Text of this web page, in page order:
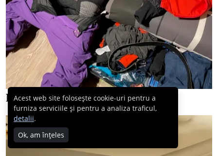
Dar apoi am luat-o din loc…
Acest web site folosește cookie-uri pentru a
furniza serviciile și pentru a analiza traficul,
detalii.
Ok, am înțeles